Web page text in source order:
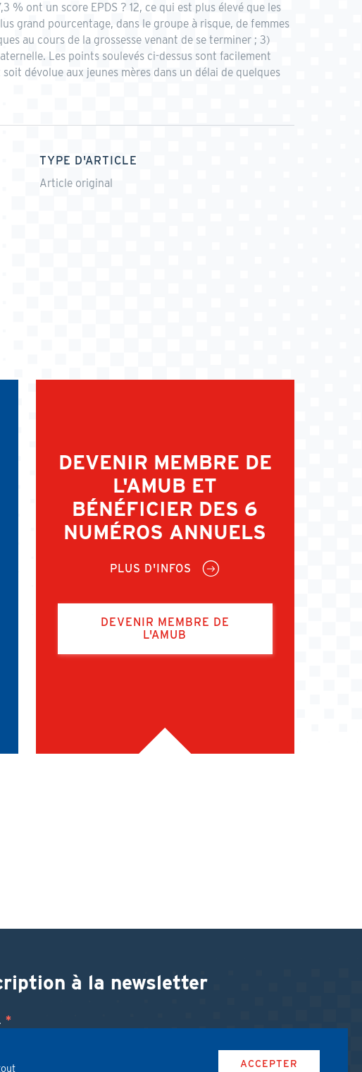
ont un score EPDS ? 12, ce qui est plus élevé que les
grand pourcentage, dans le groupe à risque, de femmes
au cours de la grossesse venant de se terminer ; 3)
Les points soulevés ci-dessus sont facilement
dévolue aux jeunes mères dans un délai de quelques
TYPE D'ARTICLE
Article original
DEVENIR MEMBRE DE
L'AMUB ET
BÉNÉFICIER DES 6
NUMÉROS ANNUELS
PLUS D'INFOS
DEVENIR MEMBRE DE
L'AMUB
à la newsletter
ACCEPTER